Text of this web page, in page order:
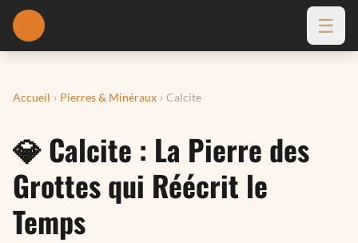
☰
Accueil › Pierres & Minéraux › Calcite
💎 Calcite : La Pierre des
Grottes qui Réécrit le
Temps